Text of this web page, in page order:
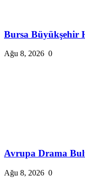
Bursa Büyükşehir
Ağu 8, 2026 0
Avrupa Drama
Ağu 8, 2026 0